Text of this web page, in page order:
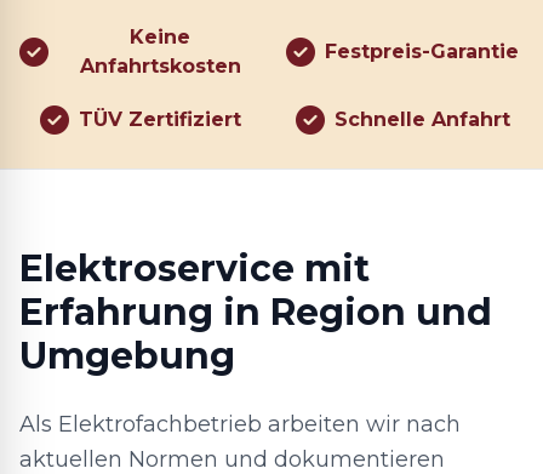
Keine
Anfahrtskosten
Festpreis-Garantie
TÜV Zertifiziert Schnelle Anfahrt
Elektroservice mit
Erfahrung in Region und
Umgebung
Als Elektrofachbetrieb arbeiten wir nach
aktuellen Normen und dokumentieren